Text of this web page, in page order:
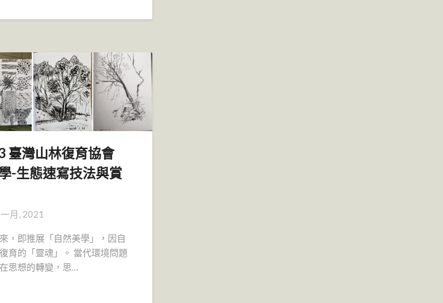
臺灣山林復育協會
-生態速寫技法與賞
月, 2021
，即推展「自然美學」，因自
育的「靈魂」。 當代環境問題
思想的轉變，思…